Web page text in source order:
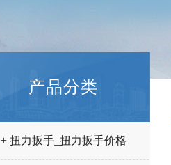
产品分类
+ 扭力扳手_扭力扳手价格